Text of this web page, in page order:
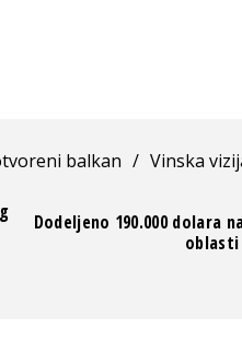
balkan / Vinska
Dodeljeno 190.000 dolara